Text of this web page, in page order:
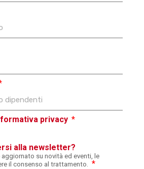
privacy
alla newsletter?
aggiornato su novità ed eventi, le
il consenso al trattamento.